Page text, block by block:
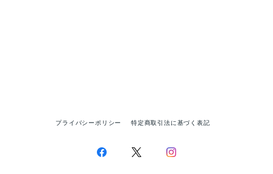
プライバシーポリシー 特定商取引法に基づく表記